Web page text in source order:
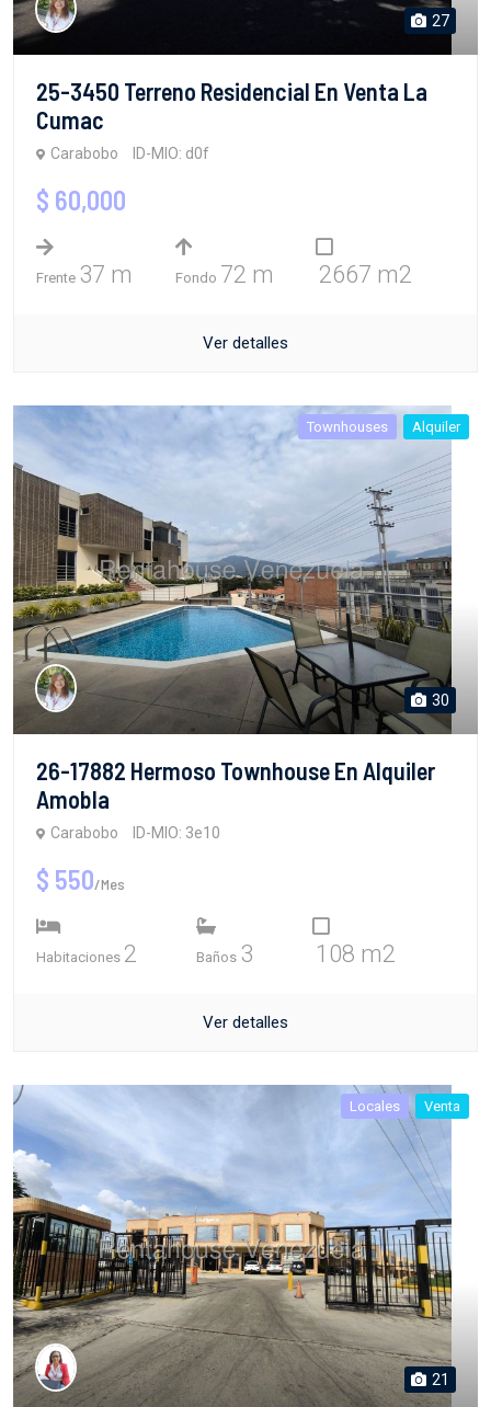
27
25-3450 Terreno Residencial En Venta La
Cumac
Carabobo ID-MIO: d0f
$ 60,000
Frente 37 m Fondo 72 m 2667 m2
Ver detalles
Townhouses Alquiler
30
26-17882 Hermoso Townhouse En Alquiler
Amobla
Carabobo ID-MIO: 3e10
$ 550/Mes
Habitaciones 2 Baños 3 108 m2
Ver detalles
Locales Venta
21